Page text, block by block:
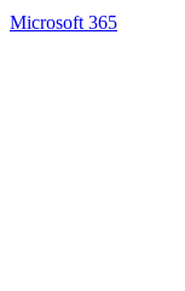
Microsoft 365